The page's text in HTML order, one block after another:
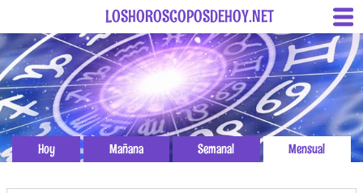
LOSHOROSCOPOSDEHOY.NET
Hoy Mañana Semanal Mensual